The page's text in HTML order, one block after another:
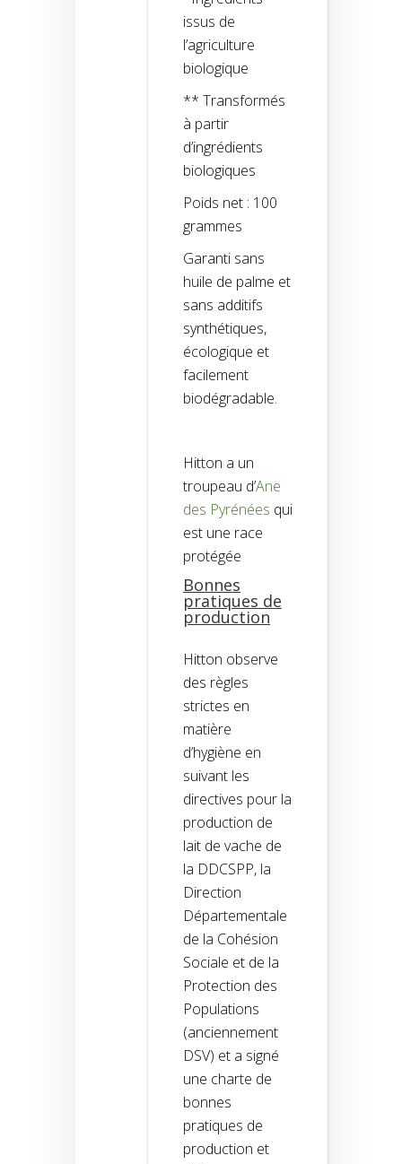
issus de
l’agriculture
biologique
** Transformés
à partir
d’ingrédients
biologiques
Poids net : 100
grammes
Garanti sans
huile de palme et
sans additifs
synthétiques,
écologique et
facilement
biodégradable.
Hitton a un
troupeau d’Ane
des Pyrénées qui
est une race
protégée
Bonnes
pratiques de
production
Hitton observe
des règles
strictes en
matière
d’hygiène en
suivant les
directives pour la
production de
lait de vache de
la DDCSPP, la
Direction
Départementale
de la Cohésion
Sociale et de la
Protection des
Populations
(anciennement
DSV) et a signé
une charte de
bonnes
pratiques de
production et